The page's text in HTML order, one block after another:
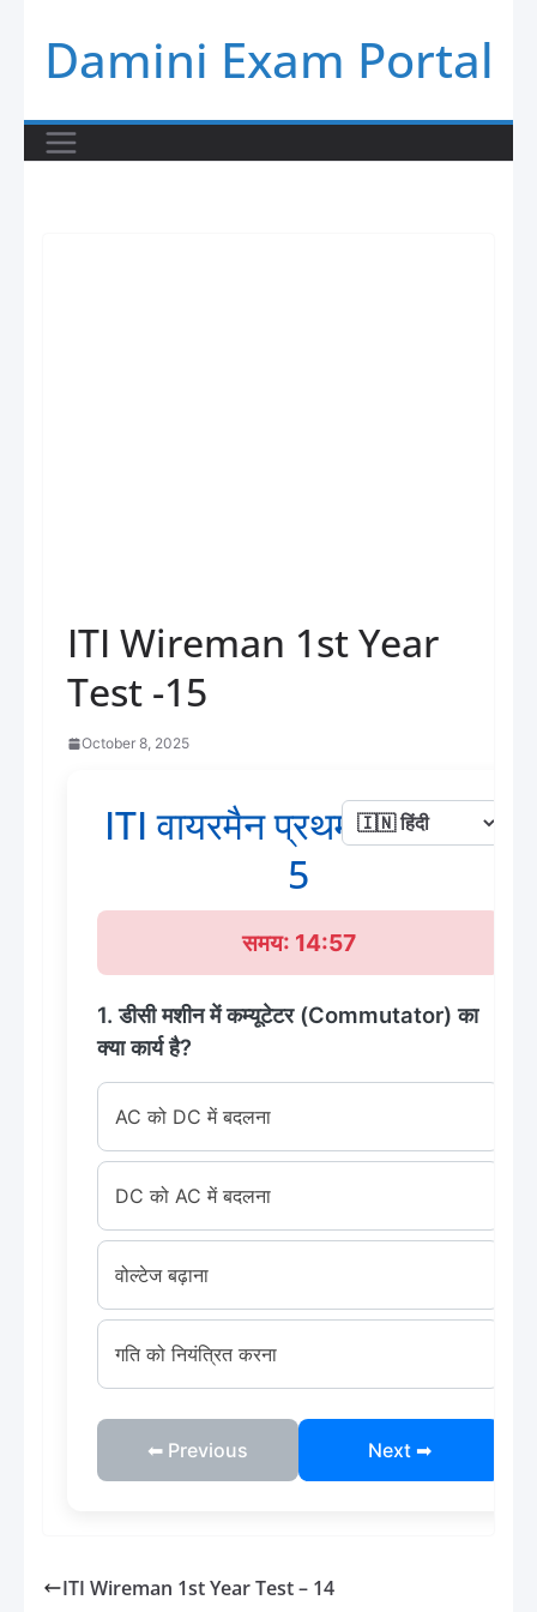
content
Damini Exam Portal
ITI Wireman 1st Year
Test -15
October 8, 2025
ITI वायरमैन प्रथम वर्ष टेस्ट -
5
समय: 14:57
1. डीसी मशीन में कम्यूटेटर (Commutator) का
क्या कार्य है?
AC को DC में बदलना
DC को AC में बदलना
वोल्टेज बढ़ाना
गति को नियंत्रित करना
⬅ Previous Next ➡
ITI Wireman 1st Year Test – 14